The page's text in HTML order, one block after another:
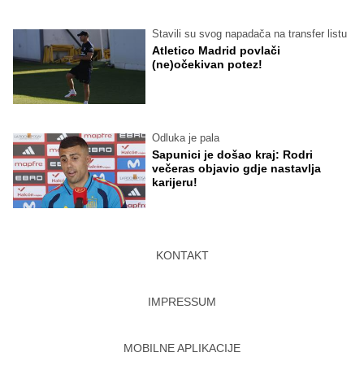
Stavili su svog napadača na transfer listu
Atletico Madrid povlači
(ne)očekivan potez!
Odluka je pala
Sapunici je došao kraj: Rodri
večeras objavio gdje nastavlja
karijeru!
KONTAKT
IMPRESSUM
MOBILNE APLIKACIJE